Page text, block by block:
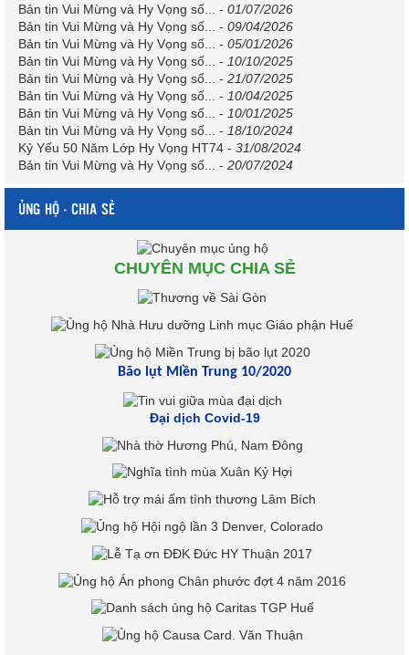
Bản tin Vui Mừng và Hy Vọng số... - 01/07/2026
Bản tin Vui Mừng và Hy Vọng số...
- 09/04/2026
Bản tin Vui Mừng và Hy Vọng số...
- 05/01/2026
Bản tin Vui Mừng và Hy Vọng số...
- 10/10/2025
Bản tin Vui Mừng và Hy Vọng số...
- 21/07/2025
Bản tin Vui Mừng và Hy Vọng số...
- 10/04/2025
Bản tin Vui Mừng và Hy Vọng số...
- 10/01/2025
Bản tin Vui Mừng và Hy Vọng số...
- 18/10/2024
Kỷ Yếu 50 Năm Lớp Hy Vọng HT74 - 31/08/2024
Bản tin Vui Mừng và Hy Vọng số...
- 20/07/2024
ỦNG HỘ - CHIA SẺ
CHUYÊN MỤC CHIA SẺ
Bão lụt Miền Trung 10/2020
Đại dịch Covid-19